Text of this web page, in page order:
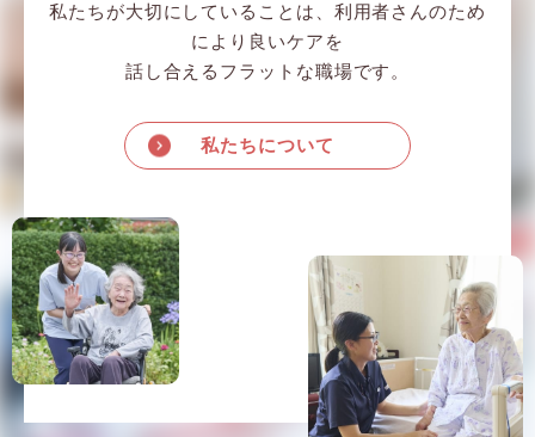
私たちが大切にしていることは、利用者さんのため
に より良いケアを
話し合えるフラットな職場です。
私たちについて